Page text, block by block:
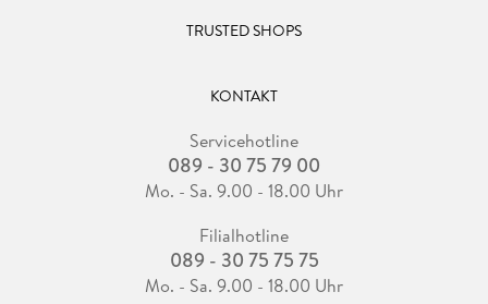
TRUSTED SHOPS
KONTAKT
Servicehotline
089 - 30 75 79 00
Mo. - Sa. 9.00 - 18.00 Uhr
Filialhotline
089 - 30 75 75 75
Mo. - Sa. 9.00 - 18.00 Uhr